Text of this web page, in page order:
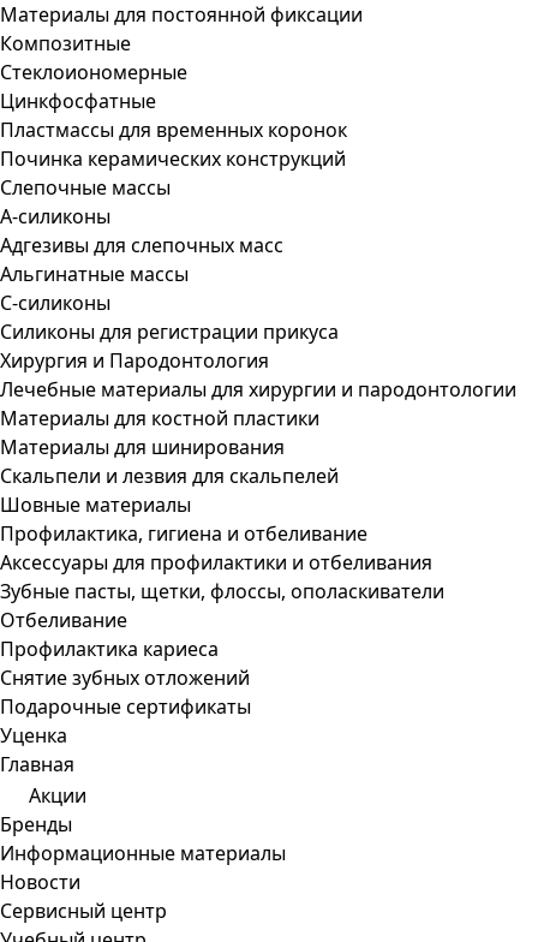
Материалы для постоянной фиксации
Композитные
Стеклоиономерные
Цинкфосфатные
Пластмассы для временных коронок
Починка керамических конструкций
Слепочные массы
А-силиконы
Адгезивы для слепочных масс
Альгинатные массы
С-силиконы
Силиконы для регистрации прикуса
Хирургия и Пародонтология
Лечебные материалы для хирургии и пародонтологии
Материалы для костной пластики
Материалы для шинирования
Скальпели и лезвия для скальпелей
Шовные материалы
Профилактика, гигиена и отбеливание
Аксессуары для профилактики и отбеливания
Зубные пасты, щетки, флоссы, ополаскиватели
Отбеливание
Профилактика кариеса
Снятие зубных отложений
Подарочные сертификаты
Уценка
Главная
Акции
Бренды
Информационные материалы
Новости
Сервисный центр